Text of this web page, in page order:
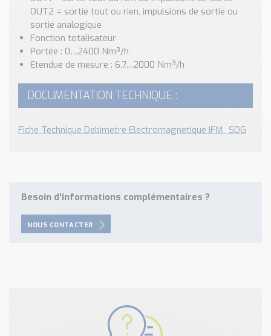
Nos Réalisations
Conseils et Actualités
Catalogue des essentiels pour les brasseries et micro-
brasseries
Devis, Tarifs, Renseignements techniques
OUT2 = sortie tout ou rien, impulsions de sortie ou
sortie analogique
Fonction totalisateur
Portée : 0…2400 Nm³/h
Etendue de mesure : 6,7…2000 Nm³/h
DOCUMENTATION TECHNIQUE :
Fiche Technique Debimetre Electromagnetique IFM_SDG
Besoin d'informations complémentaires ?
NOUS CONTACTER